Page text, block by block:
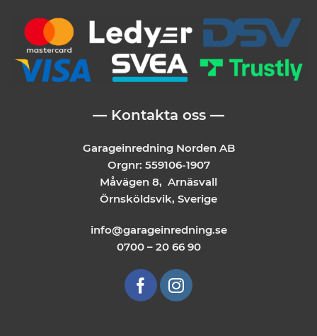
— Kontakta oss —
Garageinredning Norden AB
Orgnr: 559106-1907
Måvägen 8, Arnäsvall
Örnsköldsvik, Sverige
info@garageinredning.se
0700 – 20 66 90